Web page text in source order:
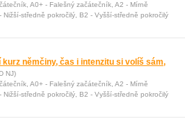
A0+ - Falešný začátečník, A2 - Mírně
Nižší-středně pokročilý, B2 - Vyšší-středně pokročilý
kurz němčiny, čas i intenzitu si volíš sám,
NJ)
A0+ - Falešný začátečník, A2 - Mírně
Nižší-středně pokročilý, B2 - Vyšší-středně pokročilý